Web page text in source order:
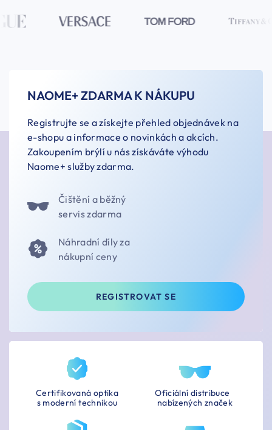
NAOME+ ZDARMA K NÁKUPU
Registrujte se a získejte přehled objednávek na
e-shopu a informace o novinkách a akcích.
Zakoupením brýlí u nás získáváte výhodu
Naome+ služby zdarma.
Čištění a běžný
servis zdarma
Náhradní díly za
nákupní ceny
REGISTROVAT SE
Certifikovaná optika
s moderní technikou
Oficiální distribuce
nabízených značek